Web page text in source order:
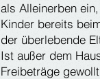
als Alleinerben
Kinder bereits
der überlebende
Ist außer dem
Freibeträge